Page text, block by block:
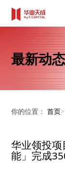
最新动态
你的位置： 首页>
华业领投
能」完成